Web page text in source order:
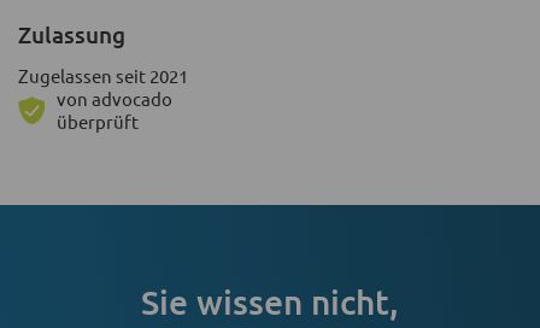
Zulassung
Zugelassen seit 2021
von advocado
überprüft
Sie wissen nicht,